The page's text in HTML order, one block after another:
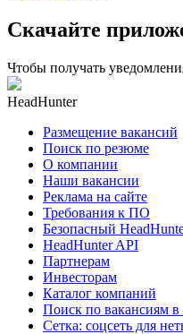
Скачайте
Чтобы получать
HeadHunter
Размещение вакансий
Поиск по резюме
О компании
Наши вакансии
Реклама на сайте
Требования к ПО
Безопасный
HeadHunter API
Партнерам
Инвесторам
Каталог компаний
Поиск по вакансиям
Сетка: соцсеть для